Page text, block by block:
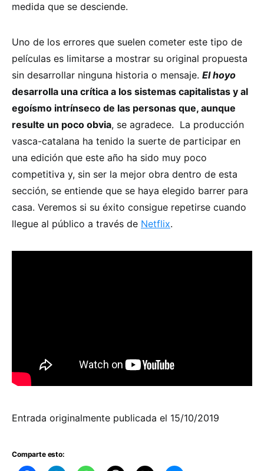
medida que se desciende.
Uno de los errores que suelen cometer este tipo de
películas es limitarse a mostrar su original propuesta
sin desarrollar ninguna historia o mensaje. El hoyo
desarrolla una crítica a los sistemas capitalistas y al
egoísmo intrínseco de las personas que, aunque
resulte un poco obvia, se agradece. La producción
vasca-catalana ha tenido la suerte de participar en
una edición que este año ha sido muy poco
competitiva y, sin ser la mejor obra dentro de esta
sección, se entiende que se haya elegido barrer para
casa. Veremos si su éxito consigue repetirse cuando
llegue al público a través de Netflix.
Entrada originalmente publicada el 15/10/2019
Comparte esto: